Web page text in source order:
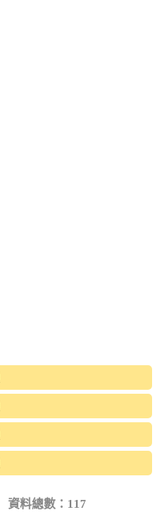
資料總數：117